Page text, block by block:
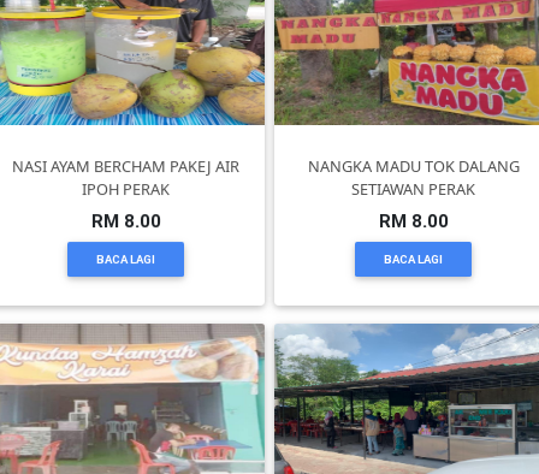
NASI AYAM BERCHAM PAKEJ AIR
IPOH PERAK
RM 8.00
BACA LAGI
NANGKA MADU TOK DALANG
SETIAWAN PERAK
RM 8.00
BACA LAGI
PERAK(41)
SEMBILAN(10)
KEDAH(13)
TERENGGANU(12)
SABAH(0)